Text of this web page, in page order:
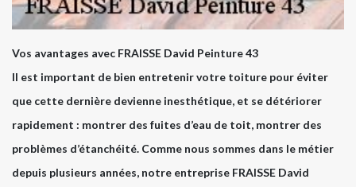
Vos avantages avec FRAISSE David Peinture 43
Il est important de bien entretenir votre toiture pour éviter
que cette dernière devienne inesthétique, et se détériorer
rapidement : montrer des fuites d’eau de toit, montrer des
problèmes d’étanchéité. Comme nous sommes dans le métier
depuis plusieurs années, notre entreprise FRAISSE David